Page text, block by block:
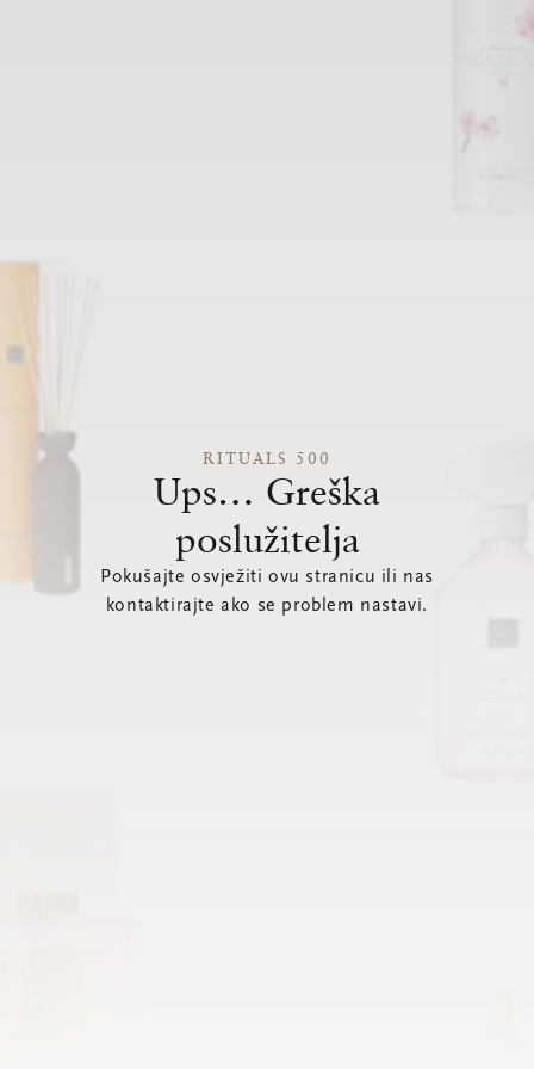
RITUALS 500
Ups… Greška
poslužitelja
Pokušajte osvježiti ovu stranicu ili nas
kontaktirajte ako se problem nastavi.